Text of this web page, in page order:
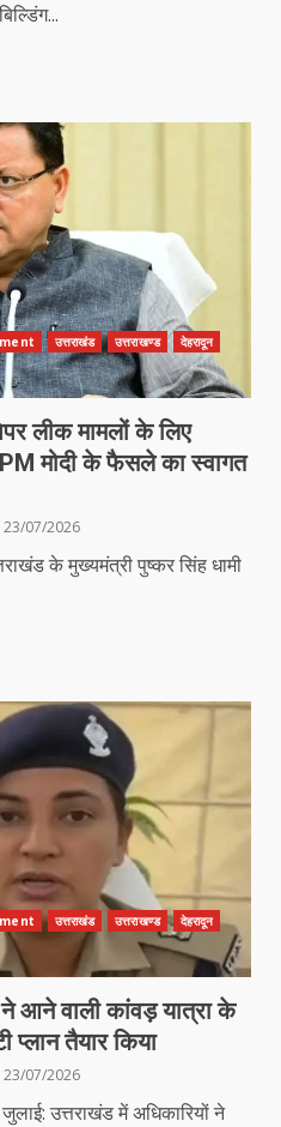
उत्तराखंड उत्तराखण्ड
देहरादून
लीक मामलों के लिए
मोदी के फैसले का स्वागत
23/07/2026
के मुख्यमंत्री पुष्कर सिंह धामी
उत्तराखंड उत्तराखण्ड
देहरादून
आने वाली कांवड़ यात्रा के
प्लान तैयार किया
23/07/2026
उत्तराखंड में अधिकारियों ने